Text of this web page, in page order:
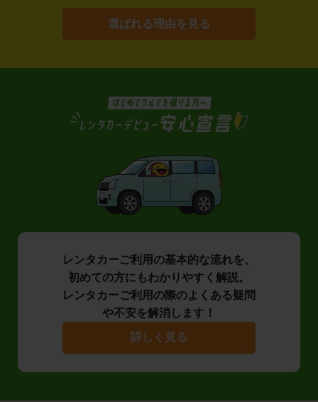
選ばれる理由を見る
レンタカーご利用の基本的な流れを、
初めての方にもわかりやすく解説。
レンタカーご利用の際のよくある疑問
や不安を解消します！
詳しく見る